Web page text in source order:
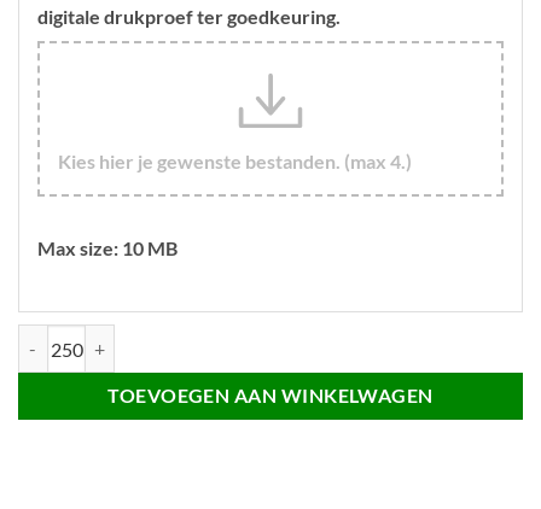
digitale drukproef ter goedkeuring.
Kies hier je gewenste bestanden. (max 4.)
Max size: 10 MB
TOEVOEGEN AAN WINKELWAGEN